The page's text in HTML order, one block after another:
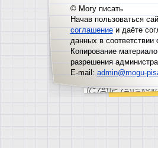
© Могу писать
Начав пользоваться
соглашениеи даёте
данных в соответствии
Копирование
разрешения
E-mail:admin@mogu-